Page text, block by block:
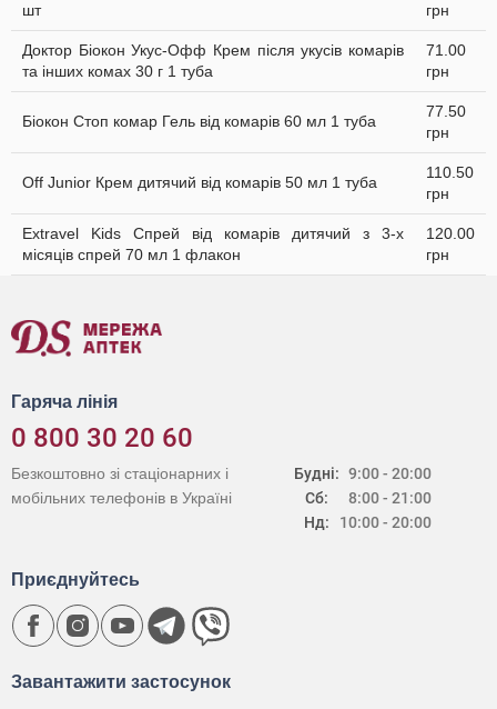
шт
грн
Доктор Біокон Укус-Офф Крем після укусів комарів
та інших комах 30 г 1 туба
71.00
грн
Біокон Стоп комар Гель від комарів 60 мл 1 туба
77.50
грн
Off Junior Крем дитячий від комарів 50 мл 1 туба
110.50
грн
Extravel Kids Спрей від комарів дитячий з 3-х
місяців спрей 70 мл 1 флакон
120.00
грн
Гаряча лінія
0 800 30 20 60
Будні:
Сб:
Нд:
9:00 - 20:00
8:00 - 21:00
10:00 - 20:00
Безкоштовно зі стаціонарних і
мобільних телефонів в Україні
Завантажити застосунок
Приєднуйтесь